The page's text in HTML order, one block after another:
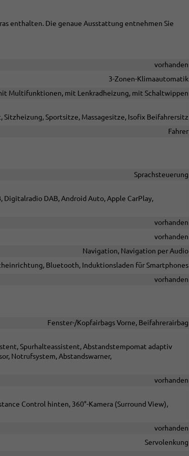
enthalten. Die genaue Ausstattung entnehmen Sie
vorhanden
3-Zonen-Klimaautomatik
Multifunktionen, mit Lenkradheizung, mit Schaltwippen
Sportsitze, Massagesitze, Isofix Beifahrersitz
Fahrer
Sprachsteuerung
DAB, Android Auto, Apple CarPlay,
vorhanden
vorhanden
Navigation, Navigation per Audio
Bluetooth, Induktionsladen für Smartphones
vorhanden
Fenster-/Kopfairbags Vorne, Beifahrerairbag
Spurhalteassistent, Abstandstempomat adaptiv
Notrufsystem, Abstandswarner,
vorhanden
Control hinten, 360°-Kamera (Surround View),
vorhanden
Servolenkung